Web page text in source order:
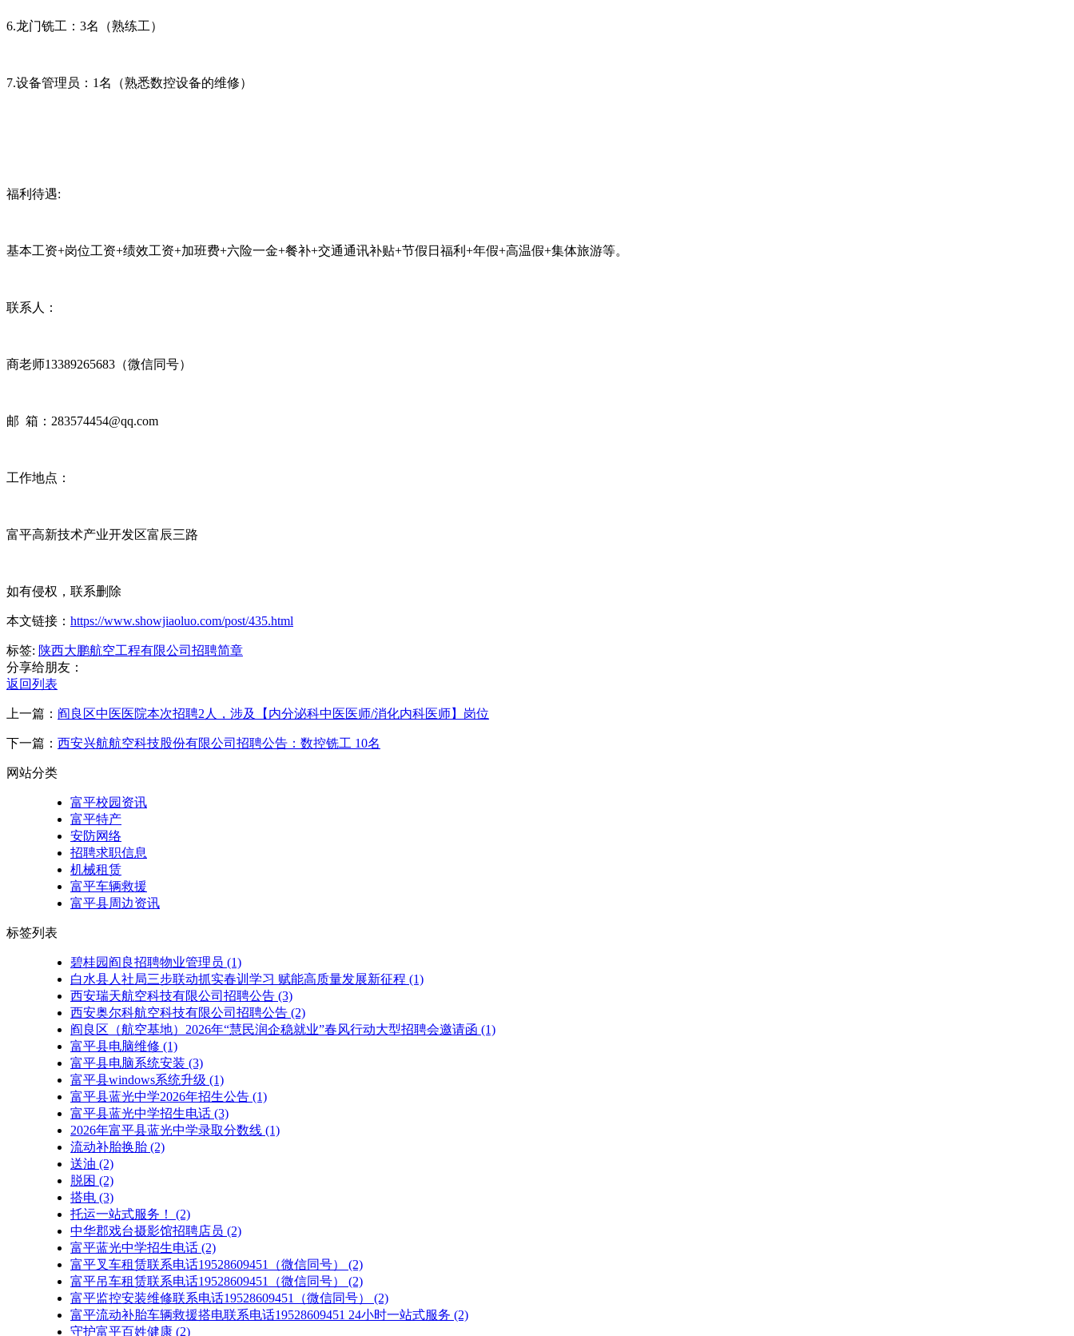
6.龙门铣工：3名（熟练工）
7.设备管理员：1名（熟悉数控设备的维修）
福利待遇:
基本工资+岗位工资+绩效工资+加班费+六险一金+餐补+交通通讯补贴+节假日福利+年假+高温假+集体旅游等。
联系人：
商老师13389265683（微信同号）
邮 箱：283574454@qq.com
工作地点：
富平高新技术产业开发区富辰三路
如有侵权，联系删除
本文链接： https://www.showjiaoluo.com/post/435.html
标签: 陕西大鹏航空工程有限公司招聘简章
分享给朋友：
返回列表
上一篇： 阎良区中医医院本次招聘2人，涉及【内分泌科中医医师/消化内科医师】岗位
下一篇： 西安兴航航空科技股份有限公司招聘公告：数控铣工 10名
网站分类
富平校园资讯
富平特产
安防网络
招聘求职信息
机械租赁
富平车辆救援
富平县周边资讯
标签列表
碧桂园阎良招聘物业管理员 (1)
白水县人社局三步联动抓实春训学习 赋能高质量发展新征程 (1)
西安瑞天航空科技有限公司招聘公告 (3)
西安奥尔科航空科技有限公司招聘公告 (2)
阎良区（航空基地）2026年“慧民润企稳就业”春风行动大型招聘会邀请函 (1)
富平县电脑维修 (1)
富平县电脑系统安装 (3)
富平县windows系统升级 (1)
富平县蓝光中学2026年招生公告 (1)
富平县蓝光中学招生电话 (3)
2026年富平县蓝光中学录取分数线 (1)
流动补胎换胎 (2)
送油 (2)
脱困 (2)
搭电 (3)
托运一站式服务！
(2)
中华郡戏台摄影馆招聘店员 (2)
富平蓝光中学招生电话 (2)
富平叉车租赁联系电话19528609451（微信同号）
(2)
富平吊车租赁联系电话19528609451（微信同号）
(2)
富平监控安装维修联系电话19528609451（微信同号）
(2)
富平流动补胎车辆救援搭电联系电话19528609451 24小时一站式服务 (2)
守护富平百姓健康 (2)